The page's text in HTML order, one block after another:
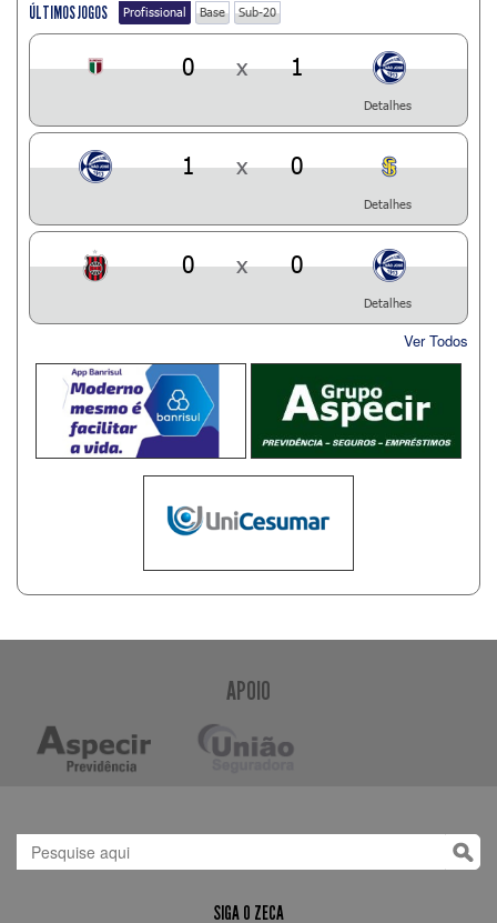
ÚLTIMOS JOGOS Profissional Base Sub-20
0 x 1
Detalhes
1 x 0
Detalhes
0 x 0
Detalhes
Ver Todos
APOIO
SIGA O ZECA